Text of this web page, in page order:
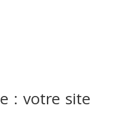
: votre site